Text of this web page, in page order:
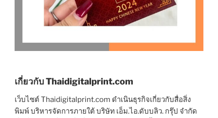
เกี่ยวกับ Thaidigitalprint.com
เว็บไซต์ Thaidigitalprint.com ดำเนินธุรกิจเกี่ยวกับสื่อสิ่ง
พิมพ์ บริหารจัดการภายใต้ บริษัท เอ็ม.ไอ.ดับบลิว. กรุ๊ป จำกัด